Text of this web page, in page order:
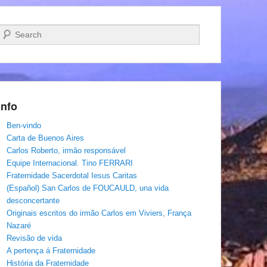
Pesquisar…
Ben-vindo
Carta de Buenos Aires
Carlos Roberto, irmâo responsável
Equipe Internacional. Tino FERRARI
Fraternidade Sacerdotal Iesus Caritas
(Español) San Carlos de FOUCAULD, una vida
desconcertante
Originais escritos do irmão Carlos em Viviers, França
Nazaré
Revisão de vida
A pertença á Fraternidade
História da Fraternidade